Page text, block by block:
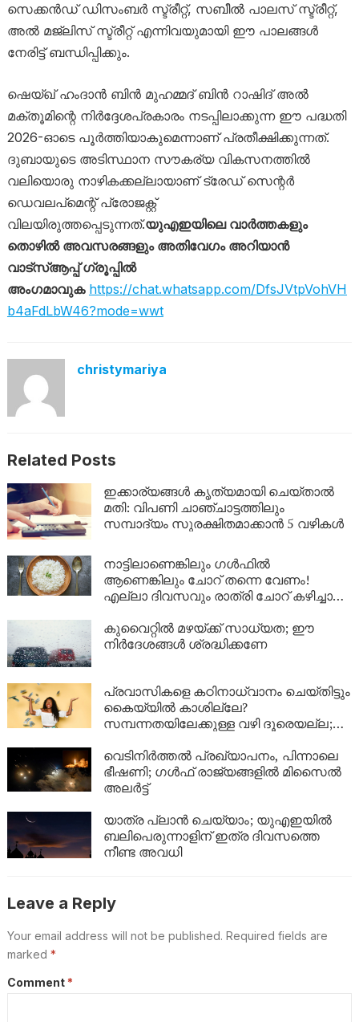
സെക്കൻഡ് ഡിസംബർ സ്ട്രീറ്റ്, സബീൽ പാലസ് സ്ട്രീറ്റ്,
അൽ മജ്‌ലിസ് സ്ട്രീറ്റ് എന്നിവയുമായി ഈ പാലങ്ങൾ
നേരിട്ട് ബന്ധിപ്പിക്കും.
ഷെയ്ഖ് ഹംദാൻ ബിൻ മുഹമ്മദ് ബിൻ റാഷിദ് അൽ
മക്തൂമിന്റെ നിർദ്ദേശപ്രകാരം നടപ്പിലാക്കുന്ന ഈ പദ്ധതി
2026-ഓടെ പൂർത്തിയാകുമെന്നാണ് പ്രതീക്ഷിക്കുന്നത്.
ദുബായുടെ അടിസ്ഥാന സൗകര്യ വികസനത്തിൽ
വലിയൊരു നാഴികക്കല്ലായാണ് ട്രേഡ് സെന്റർ
ഡെവലപ്‌മെന്റ് പ്രോജക്റ്റ്
വിലയിരുത്തപ്പെടുന്നത്.യുഎഇയിലെ വാർത്തകളും
തൊഴിൽ അവസരങ്ങളും അതിവേഗം അറിയാൻ
വാട്സ്ആപ്പ് ഗ്രൂപ്പിൽ
അംഗമാവുക https://chat.whatsapp.com/DfsJVtpVohVH
b4aFdLbW46?mode=wwt
christymariya
Related Posts
ഇക്കാര്യങ്ങൾ കൃത്യമായി ചെയ്താൽ
മതി: വിപണി ചാഞ്ചാട്ടത്തിലും
സമ്പാദ്യം സുരക്ഷിതമാക്കാൻ 5 വഴികൾ
നാട്ടിലാണെങ്കിലും ​ഗൾഫിൽ
ആണെങ്കിലും ചോറ് തന്നെ വേണം!
എല്ലാ ദിവസവും രാത്രി ചോറ് കഴിച്ചാൽ
കുവൈറ്റിൽ മഴയ്ക്ക് സാധ്യത; ഈ
നിർദേശങ്ങൾ ശ്രദ്ധിക്കണേ
പ്രവാസികളെ കഠിനാധ്വാനം ചെയ്തിട്ടും
കൈയ്യിൽ കാശില്ലേ?
സമ്പന്നതയിലേക്കുള്ള വഴി ദൂരെയല്ല;
ബാങ്ക് ബാലൻസും കുതിച്ചുയരും!
വെടിനിർത്തൽ പ്രഖ്യാപനം, പിന്നാലെ
ഭീഷണി; ഗൾഫ് രാജ്യങ്ങളിൽ മിസൈൽ
അലർട്ട്
യാത്ര പ്ലാൻ ചെയ്യാം; യുഎഇയിൽ
ബലിപെരുന്നാളിന് ഇത്ര ദിവസത്തെ
നീണ്ട അവധി
Leave a Reply
Your email address will not be published. Required fields are
marked *
Comment *